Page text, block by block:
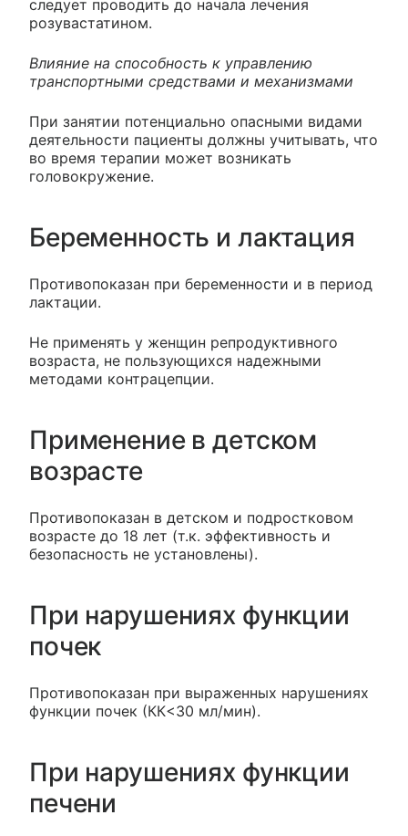
следует проводить до начала лечения
розувастатином.
Влияние на способность к управлению
транспортными средствами и механизмами
При занятии потенциально опасными видами
деятельности пациенты должны учитывать, что
во время терапии может возникать
головокружение.
Беременность и лактация
Противопоказан при беременности и в период
лактации.
Не применять у женщин репродуктивного
возраста, не пользующихся надежными
методами контрацепции.
Применение в детском
возрасте
Противопоказан в детском и подростковом
возрасте до 18 лет (т.к. эффективность и
безопасность не установлены).
При нарушениях функции
почек
Противопоказан при выраженных нарушениях
функции почек (КК<30 мл/мин).
При нарушениях функции
печени